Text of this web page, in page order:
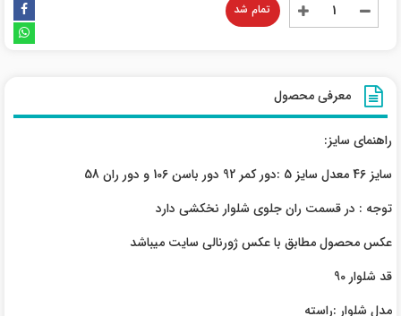
تمام شد
معرفی محصول
راهنمای سایز:
سایز 46 معدل سایز 5 :دور کمر 92 دور باسن 106 و دور ران 58
توجه : در قسمت ران جلوی شلوار نخکشی دارد
عکس محصول مطابق با عکس ژورنالی سایت میباشد
قد شلوار 90
مدل شلوار :راسته